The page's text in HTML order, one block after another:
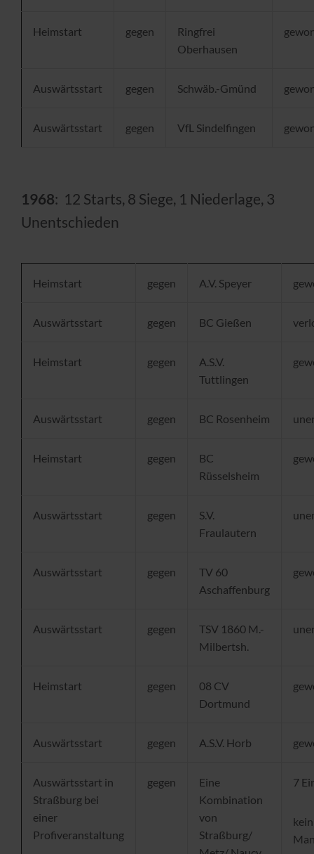
Heimstart gegen
Ringfrei
Oberhausen
Auswärtsstart gegen Schwäb.-Gmünd
Auswärtsstart gegen VfL Sindelfingen
1968: 12 Starts, 8 Siege, 1 Niederlage, 3
Unentschieden
Heimstart gegen A.V. Speyer
Auswärtsstart gegen BC Gießen
Heimstart gegen
A.S.V.
Tuttlingen
Auswärtsstart gegen BC Rosenheim
Heimstart gegen
BC
Rüsselsheim
Auswärtsstart gegen
S.V.
Fraulautern
Auswärtsstart gegen
TV 60
Aschaffenburg
Auswärtsstart gegen
TSV 1860 M.-
Milbertsh.
Heimstart gegen
08 CV
Dortmund
Auswärtsstart gegen A.S.V. Horb
Auswärtsstart in
Straßburg bei
einer
Profiveranstaltung
gegen
Eine
Kombination
von
Straßburg/
7
kein